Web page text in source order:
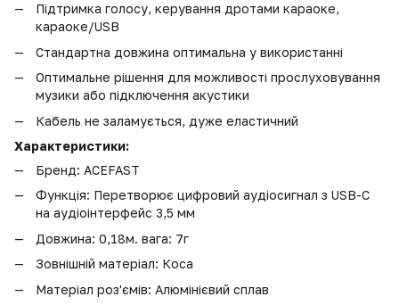
Підтримка голосу, керування дротами караоке,
караоке/USB
Стандартна довжина оптимальна у використанні
Оптимальне рішення для можливості прослуховування
музики або підключення акустики
Кабель не заламується, дуже еластичний
Характеристики:
Бренд: ACEFAST
Функція: Перетворює цифровий аудіосигнал з USB-C
на аудіоінтерфейс 3,5 мм
Довжина: 0,18м. вага: 7г
Зовнішній матеріал: Коса
Матеріал роз'ємів: Алюмінієвий сплав